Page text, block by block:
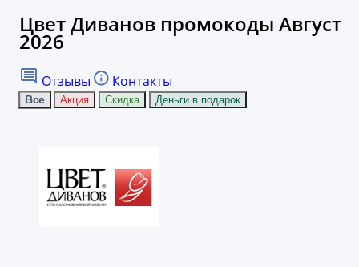
Цвет Диванов промокоды Август
2026
Отзывы Контакты
Все Акция Скидка Деньги в подарок